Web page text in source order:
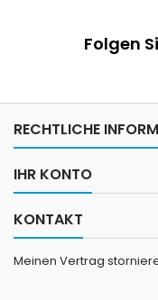
Folgen
RECHTLICHE
IHR KONTO
KONTAKT
Meinen Vertrag